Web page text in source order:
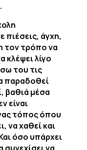
πιέσεις, άγχη,
τον τρόπο να
κλέψει λίγο
του τις
παραδοθεί
βαθιά μέσα
είναι
τόπος όπου
να χαθεί και
όσο υπάρχει
να